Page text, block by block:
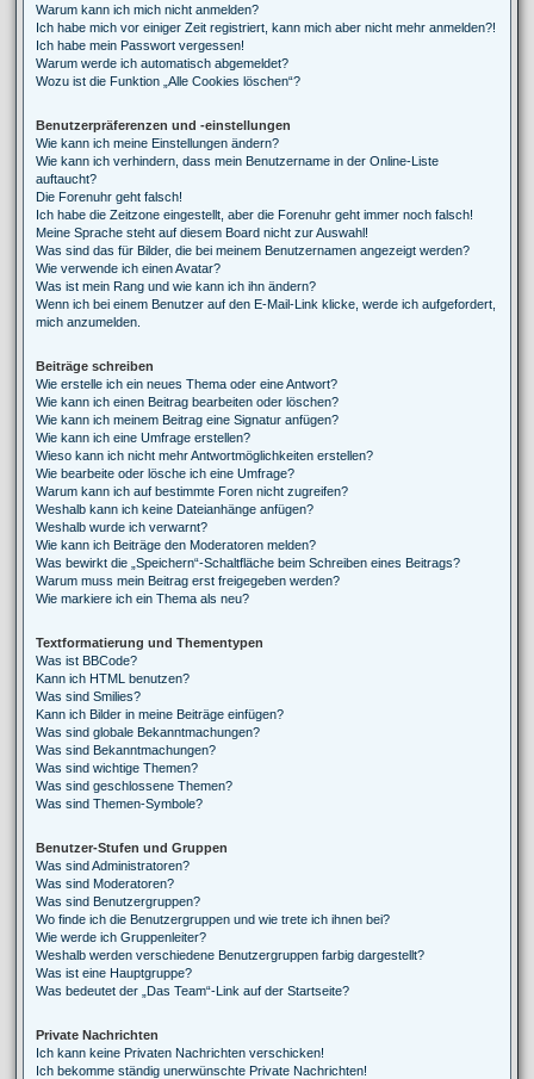
Warum kann ich mich nicht anmelden?
Ich habe mich vor einiger Zeit registriert, kann mich aber nicht mehr anmelden?!
Ich habe mein Passwort vergessen!
Warum werde ich automatisch abgemeldet?
Wozu ist die Funktion „Alle Cookies löschen“?
Benutzerpräferenzen und -einstellungen
Wie kann ich meine Einstellungen ändern?
Wie kann ich verhindern, dass mein Benutzername in der Online-Liste
auftaucht?
Die Forenuhr geht falsch!
Ich habe die Zeitzone eingestellt, aber die Forenuhr geht immer noch falsch!
Meine Sprache steht auf diesem Board nicht zur Auswahl!
Was sind das für Bilder, die bei meinem Benutzernamen angezeigt werden?
Wie verwende ich einen Avatar?
Was ist mein Rang und wie kann ich ihn ändern?
Wenn ich bei einem Benutzer auf den E-Mail-Link klicke, werde ich aufgefordert,
mich anzumelden.
Beiträge schreiben
Wie erstelle ich ein neues Thema oder eine Antwort?
Wie kann ich einen Beitrag bearbeiten oder löschen?
Wie kann ich meinem Beitrag eine Signatur anfügen?
Wie kann ich eine Umfrage erstellen?
Wieso kann ich nicht mehr Antwortmöglichkeiten erstellen?
Wie bearbeite oder lösche ich eine Umfrage?
Warum kann ich auf bestimmte Foren nicht zugreifen?
Weshalb kann ich keine Dateianhänge anfügen?
Weshalb wurde ich verwarnt?
Wie kann ich Beiträge den Moderatoren melden?
Was bewirkt die „Speichern“-Schaltfläche beim Schreiben eines Beitrags?
Warum muss mein Beitrag erst freigegeben werden?
Wie markiere ich ein Thema als neu?
Textformatierung und Thementypen
Was ist BBCode?
Kann ich HTML benutzen?
Was sind Smilies?
Kann ich Bilder in meine Beiträge einfügen?
Was sind globale Bekanntmachungen?
Was sind Bekanntmachungen?
Was sind wichtige Themen?
Was sind geschlossene Themen?
Was sind Themen-Symbole?
Benutzer-Stufen und Gruppen
Was sind Administratoren?
Was sind Moderatoren?
Was sind Benutzergruppen?
Wo finde ich die Benutzergruppen und wie trete ich ihnen bei?
Wie werde ich Gruppenleiter?
Weshalb werden verschiedene Benutzergruppen farbig dargestellt?
Was ist eine Hauptgruppe?
Was bedeutet der „Das Team“-Link auf der Startseite?
Private Nachrichten
Ich kann keine Privaten Nachrichten verschicken!
Ich bekomme ständig unerwünschte Private Nachrichten!